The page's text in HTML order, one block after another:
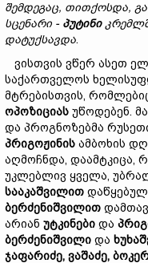
შემდეგაც, თითქოსდა,
სცენარი - პუტინი
დატუქსავდა.
ვისთვის ვწერ ასეთ
საქართველოს
მტრებისთვის,
ოპოზიციას უწოდებენ.
და პროგნოზებმა
პრიგოჟინის ამბოხის
აღმოჩნდა, დაამტკიცა,
უკლებლივ ყველა,
სააკაშვილით
ბერძენიშვილით
არიან უტკინები და
ბერძენიშვილი და
ჯაფარიძე, ვაშაძე,